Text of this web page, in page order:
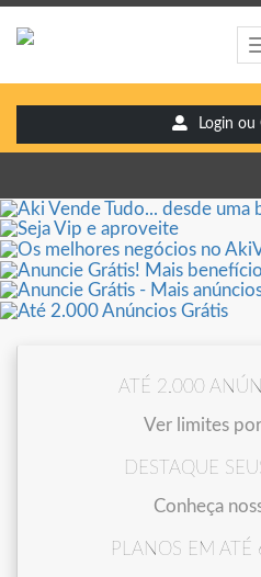
Login ou
ATÉ 2.000
Ver limites
DESTAQUE
Conheça
PLANOS EM ATÉ